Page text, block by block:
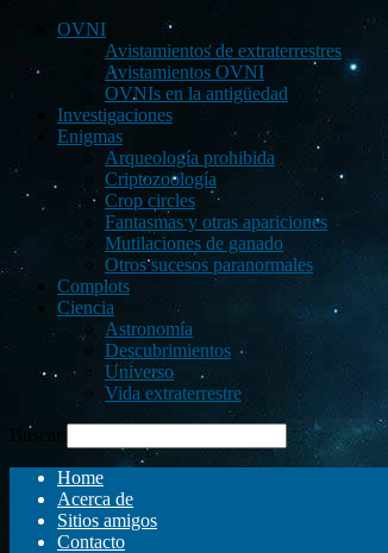
OVNI
Avistamientos de extraterrestres
Avistamientos OVNI
OVNIs en la antigüedad
Investigaciones
Enigmas
Arqueología prohibida
Criptozoología
Crop circles
Fantasmas y otras apariciones
Mutilaciones de ganado
Otros sucesos paranormales
Complots
Ciencia
Astronomía
Descubrimientos
Universo
Vida extraterrestre
Buscar
Home
Acerca de
Sitios amigos
Contacto